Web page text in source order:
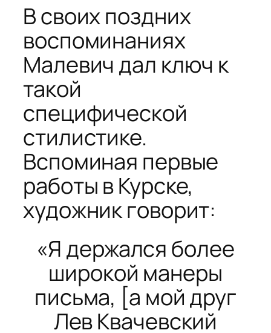
В своих поздних
воспоминаниях
Малевич дал ключ к
такой
специфической
стилистике.
Вспоминая первые
работы в Курске,
художник говорит:
«Я держался более
широкой манеры
письма, [а мой друг
Лев Квачевский